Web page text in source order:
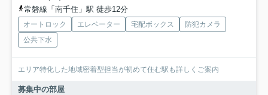
常磐線「南千住」駅 徒歩12分
オートロック エレベーター 宅配ボックス
防犯カメラ
公共下水
エリア特化した地域密着型担当が初めて住む駅も詳しくご案内
募集中の部屋